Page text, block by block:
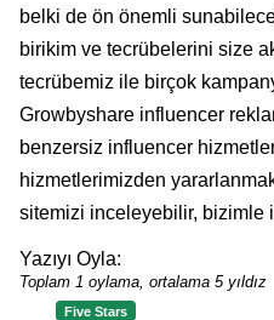
belki de ön önemli
birikim ve tecrübelerini size
tecrübemiz ile birçok
Growbyshare influencer
benzersiz influencer
hizmetlerimizden
sitemizi inceleyebilir, bizimle
Yazıyı Oyla:
Toplam 1 oylama, ortalama 5 yıldız
Five Stars